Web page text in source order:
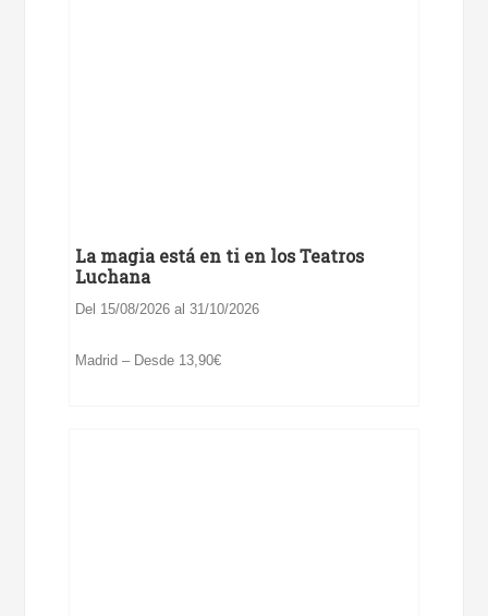
La magia está en ti en los Teatros
Luchana
Del 15/08/2026 al 31/10/2026
Madrid – Desde 13,90€